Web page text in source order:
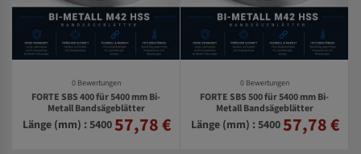
0 Bewertungen
FORTE SBS 400 für 5400 mm Bi-
Metall Bandsägeblätter
Länge (mm) : 540057,78 €
0 Bewertungen
FORTE SBS 500 für 5400 mm Bi-
Metall Bandsägeblätter
Länge (mm) : 540057,78 €